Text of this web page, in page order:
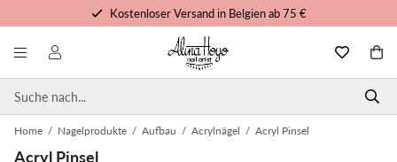
Kostenloser Versand in Belgien ab 75 €
Kostenlose Schulungen und Tutorials
Vor 15 Uhr bestellt, noch heute versandt
Home / Nagelprodukte / Aufbau / Acrylnägel / Acryl Pinsel
Acryl Pinsel